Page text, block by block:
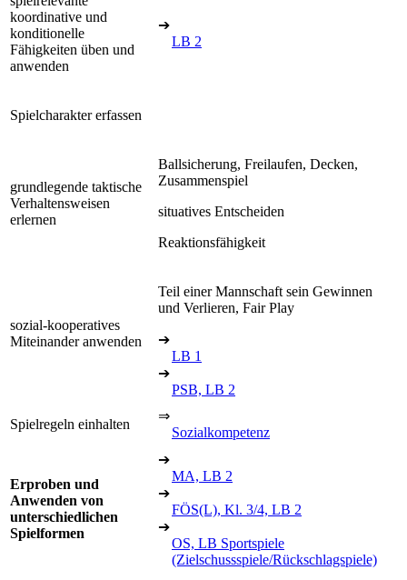
koordinative und
konditionelle
Fähigkeiten üben und
anwenden
➔
LB 2
Spielcharakter erfassen
grundlegende taktische
Verhaltensweisen
erlernen
Ballsicherung, Freilaufen, Decken,
Zusammenspiel
situatives Entscheiden
Reaktionsfähigkeit
sozial-kooperatives
Miteinander anwenden
Teil einer Mannschaft sein Gewinnen
und Verlieren, Fair Play
➔
LB 1
➔
PSB, LB 2
Spielregeln einhalten
⇒
Sozialkompetenz
Erproben und
Anwenden von
unterschiedlichen
Spielformen
➔
MA, LB 2
➔
FÖS(L), Kl. 3/4, LB 2
➔
OS, LB Sportspiele
(Zielschussspiele/Rückschlagspiele)